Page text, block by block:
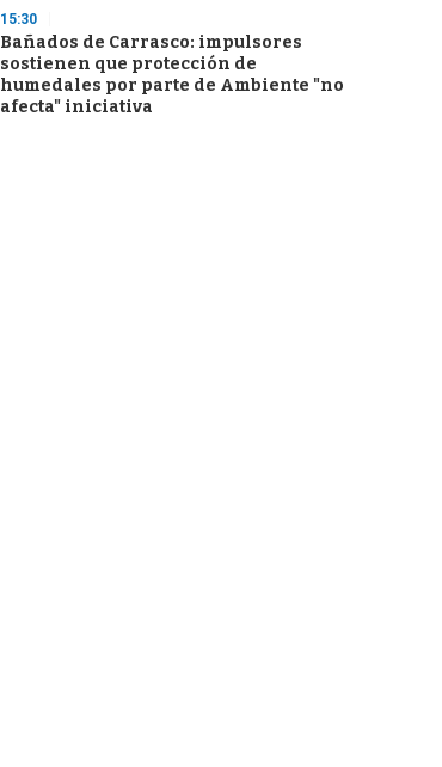
15:30
Bañados de Carrasco: impulsores
sostienen que protección de
humedales por parte de Ambiente "no
afecta" iniciativa